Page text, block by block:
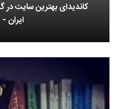
کاندیدای بهترین سایت
ایران - ۱۳۹۱